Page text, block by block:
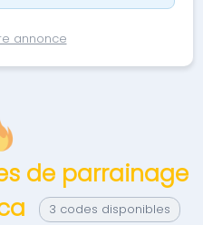
annonce
de parrainage
3 codes disponibles